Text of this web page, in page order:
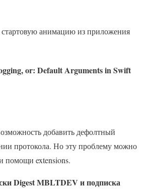
стартовую анимацию из приложения
or: Default Arguments in Swift
добавить дефолтный
протокола. Но эту проблему можно
помощи extensions.
Digest MBLTDEV и подписка